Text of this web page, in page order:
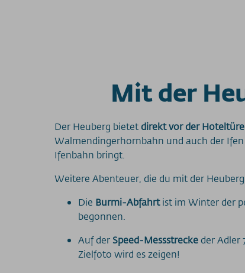
Mit der
Der Heuberg bietet direkt vor der
Walmendingerhornbahn und auch der
Ifenbahn bringt.
Weitere Abenteuer, die du mit der
Die Burmi-Abfahrtist im Winter der
begonnen.
Auf der Speed-Messstrecke der Adler
Zielfoto wird es zeigen!